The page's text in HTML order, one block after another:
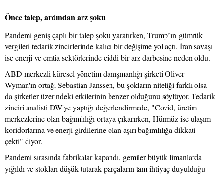
Önce talep, ardından arz şoku
Pandemi geniş çaplı bir talep şoku yaratırken, Trump’ın gümrük
vergileri tedarik zincirlerinde kalıcı bir değişime yol açtı. İran savaşı
ise enerji ve emtia sektörlerinde ciddi bir arz darbesine neden oldu.
ABD merkezli küresel yönetim danışmanlığı şirketi Oliver
Wyman'ın ortağı Sebastian Janssen, bu şokların niteliği farklı olsa
da şirketler üzerindeki etkilerinin benzer olduğunu söylüyor. Tedarik
zinciri analisti DW'ye yaptığı değerlendirmede, "Covid, üretim
merkezlerine olan bağımlılığı ortaya çıkarırken, Hürmüz ise ulaşım
koridorlarına ve enerji girdilerine olan aşırı bağımlılığa dikkati
çekti" diyor.
Pandemi sırasında fabrikalar kapandı, gemiler büyük limanlarda
yığıldı ve stokları düşük tutarak parçaların tam ihtiyaç duyulduğu